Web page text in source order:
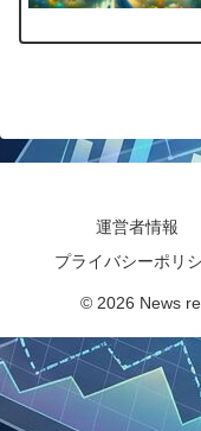
運営者情報
プライバシーポリ
© 2026 News